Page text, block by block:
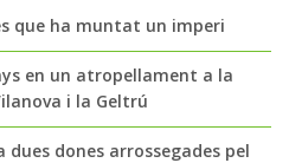
que ha muntat un imperi
en un atropellament a la
i la Geltrú
dues dones arrossegades pel